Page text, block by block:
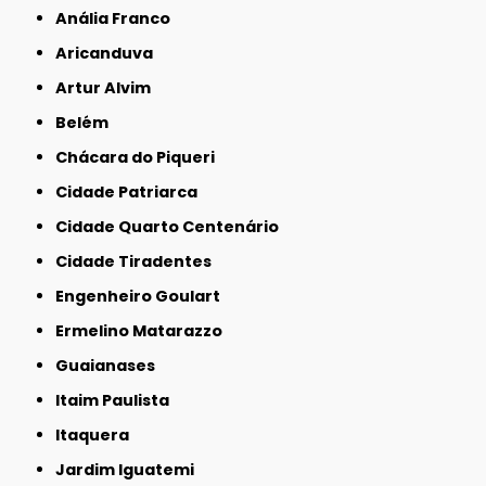
Anália Franco
Aricanduva
Artur Alvim
Belém
Chácara do Piqueri
Cidade Patriarca
Cidade Quarto Centenário
Cidade Tiradentes
Engenheiro Goulart
Ermelino Matarazzo
Guaianases
Itaim Paulista
Itaquera
Jardim Iguatemi